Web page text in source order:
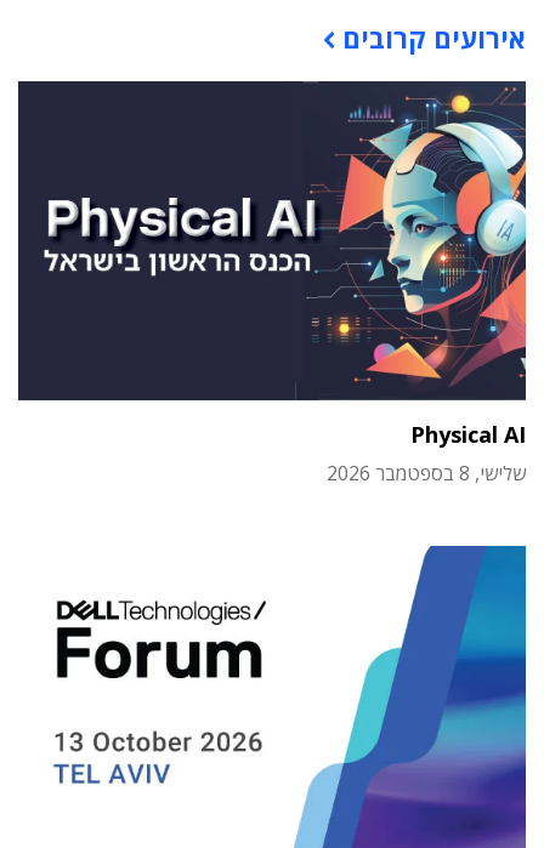
אירועים קרובים
Physical AI
שלישי, 8 בספטמבר 2026